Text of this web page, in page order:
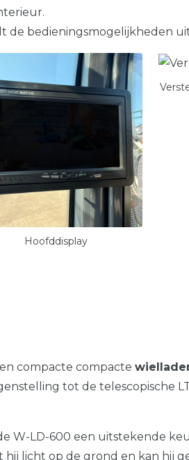
de bedieningsmogelijkheden
Hoofddisplay
compacte compacte
tot de telescopische
W-LD-600 een uitstekende
licht op de grond en kan hij